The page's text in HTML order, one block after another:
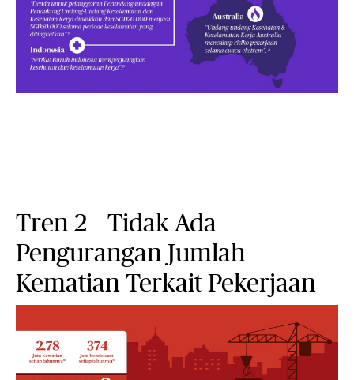
Tren 2 – Tidak Ada
Pengurangan Jumlah
Kematian Terkait Pekerjaan